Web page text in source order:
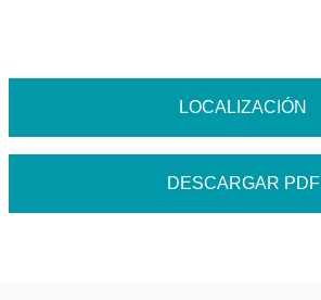
LOCALIZACIÓN
DESCARGAR PDF